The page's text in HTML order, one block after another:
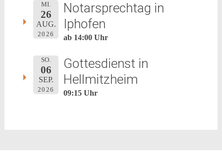
MI.
26
AUG.
2026
Notarsprechtag in
Iphofen
ab 14:00 Uhr
SO.
06
SEP.
2026
Gottesdienst in
Hellmitzheim
09:15 Uhr